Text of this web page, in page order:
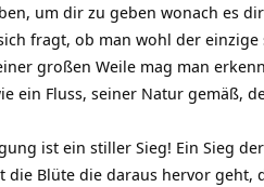
um dir zu geben wonach es
fragt, ob man wohl der
großen Weile mag man
ein Fluss, seiner Natur gemäß,
ist ein stiller Sieg! Ein Sieg
die Blüte die daraus hervor geht,